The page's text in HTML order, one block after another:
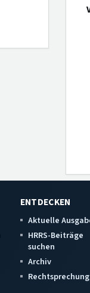
ENTDECKEN
Aktuelle
HRRS-Beiträge
suchen
Archiv
Rechtsprechung